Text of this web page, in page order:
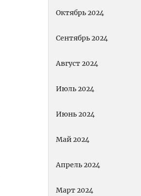
Октябрь 2024
Сентябрь 2024
Август 2024
Июль 2024
Июнь 2024
Май 2024
Апрель 2024
Март 2024